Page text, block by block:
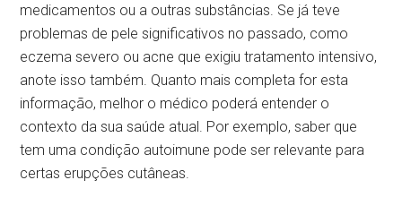
medicamentos ou a outras substâncias. Se já teve
problemas de pele significativos no passado, como
eczema severo ou acne que exigiu tratamento intensivo,
anote isso também. Quanto mais completa for esta
informação, melhor o médico poderá entender o
contexto da sua saúde atual. Por exemplo, saber que
tem uma condição autoimune pode ser relevante para
certas erupções cutâneas.